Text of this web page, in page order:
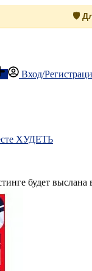
🛡️
Вход/
ХУДЕТЬ
будет выслана